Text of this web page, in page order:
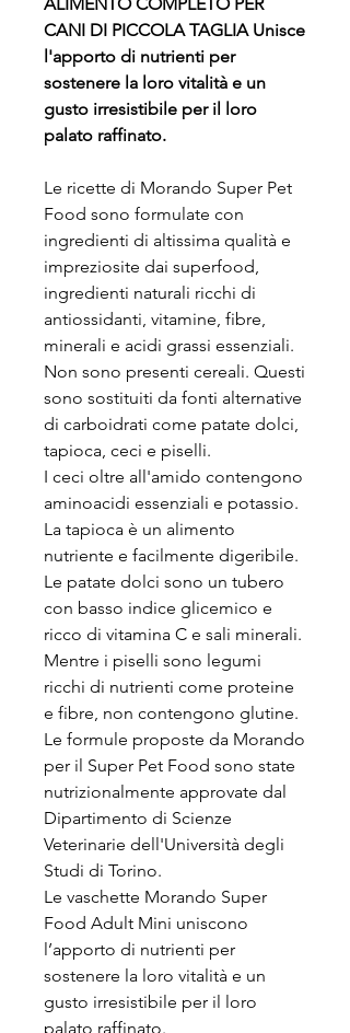
CANI DI PICCOLA TAGLIA Unisce
l'apporto di nutrienti per
sostenere la loro vitalità e un
gusto irresistibile per il loro
palato raffinato.
Le ricette di Morando Super Pet
Food sono formulate con
ingredienti di altissima qualità e
impreziosite dai superfood,
ingredienti naturali ricchi di
antiossidanti, vitamine, fibre,
minerali e acidi grassi essenziali.
Non sono presenti cereali. Questi
sono sostituiti da fonti alternative
di carboidrati come patate dolci,
tapioca, ceci e piselli.
I ceci oltre all'amido contengono
aminoacidi essenziali e potassio.
La tapioca è un alimento
nutriente e facilmente digeribile.
Le patate dolci sono un tubero
con basso indice glicemico e
ricco di vitamina C e sali minerali.
Mentre i piselli sono legumi
ricchi di nutrienti come proteine
e fibre, non contengono glutine.
Le formule proposte da Morando
per il Super Pet Food sono state
nutrizionalmente approvate dal
Dipartimento di Scienze
Veterinarie dell'Università degli
Studi di Torino.
Le vaschette Morando Super
Food Adult Mini uniscono
l’apporto di nutrienti per
sostenere la loro vitalità e un
gusto irresistibile per il loro
palato raffinato.